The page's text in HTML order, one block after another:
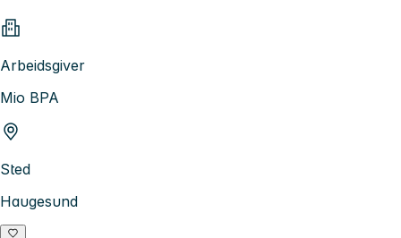
Arbeidsgiver
Mio BPA
Sted
Haugesund